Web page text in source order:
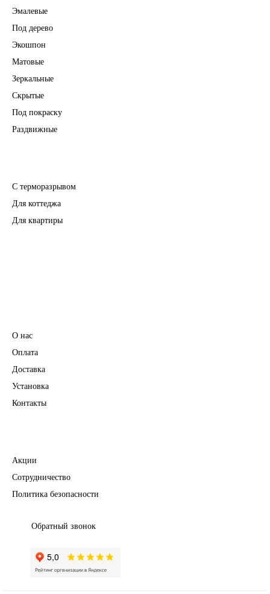
Эмалевые
Под дерево
Экошпон
Матовые
Зеркальные
Скрытые
Под покраску
Раздвижные
С терморазрывом
Для коттеджа
Для квартиры
О нас
Оплата
Доставка
Установка
Контакты
Акции
Сотрудничество
Политика безопасности
Обратный звонок